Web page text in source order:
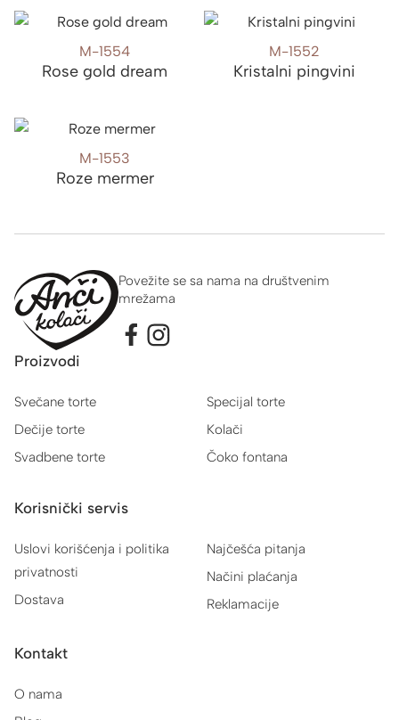
M-1554
Rose gold dream
M-1552
Kristalni pingvini
M-1553
Roze mermer
Povežite se sa nama na društvenim
mrežama
Proizvodi
Svečane torte
Dečije torte
Svadbene torte
Specijal torte
Kolači
Čoko fontana
Korisnički servis
Uslovi korišćenja i politika
privatnosti
Dostava
Najčešća pitanja
Načini plaćanja
Reklamacije
Kontakt
O nama